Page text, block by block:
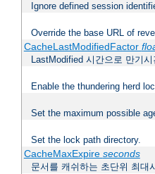
Ignore defined session
Override the base URL of
CacheLastModifiedFactor
LastModified 시간으로 만기
Enable the thundering herd
Set the maximum possible
Set the lock path directory.
CacheMaxExpire seconds
문서를 캐쉬하는 초단위 최대